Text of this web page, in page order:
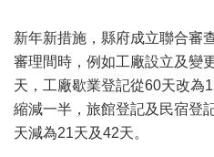
新年新措施，縣府成立聯合審
審理間時，例如工廠設立及變
天，工廠歇業登記從60天改為
縮減一半，旅館登記及民宿登
天減為21天及42天。